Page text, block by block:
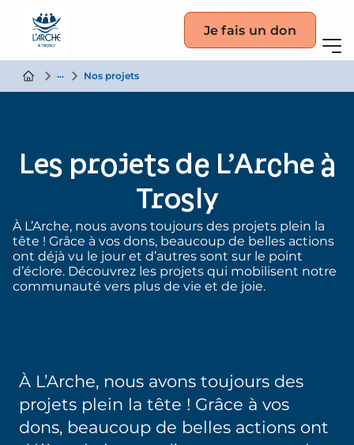
Je fais un don
La communauté
Nos projets
Les projets de L’Arche à
Trosly
À L’Arche, nous avons toujours des projets plein la
tête ! Grâce à vos dons, beaucoup de belles actions
ont déjà vu le jour et d’autres sont sur le point
d’éclore. Découvrez les projets qui mobilisent notre
communauté vers plus de vie et de joie.
À L’Arche, nous avons toujours des
projets plein la tête ! Grâce à vos
dons, beaucoup de belles actions ont